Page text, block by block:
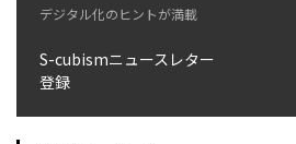
デジタル化のヒントが満載
S-cubismニュースレター
登録